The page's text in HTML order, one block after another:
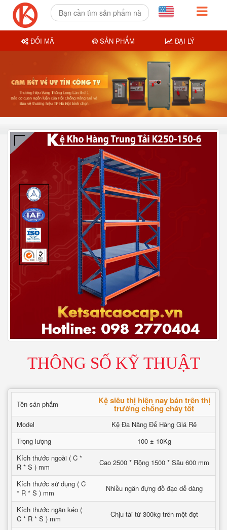
THÔNG SỐ KỸ THUẬT
Tên sản phẩm Kệ siêu thị hiện nay bán trên thị
trường chống cháy tốt
Model
Kệ Đa Năng Để Hàng Giá Rẻ
Trọng lượng
100 ± 10Kg
Kích thước ngoài ( C *
R * S ) mm
Cao 2500 * Rộng 1500 * Sâu 600 mm
Kích thước sử dụng ( C
* R * S ) mm
Nhiều ngăn đựng đồ đạc dễ dàng
Kích thước ngăn kéo (
C * R * S ) mm
Chịu tải từ 300kg trên một đợt
ĐỔI MÃ SẢN PHẨM ĐẠI LÝ